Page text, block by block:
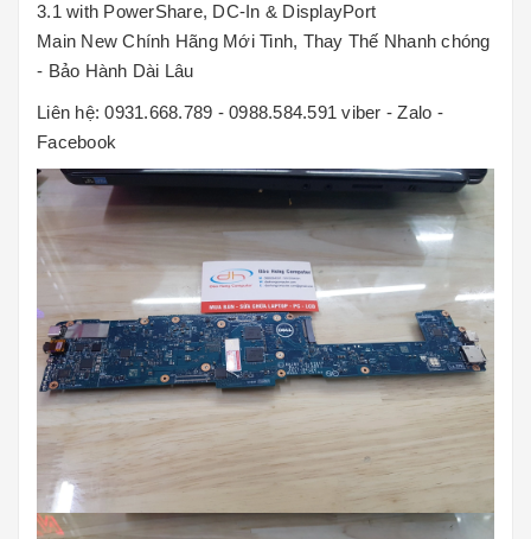
3.1 with PowerShare, DC-In & DisplayPort
Main New Chính Hãng Mới Tinh, Thay Thế Nhanh chóng
- Bảo Hành Dài Lâu
Liên hệ: 0931.668.789 - 0988.584.591 viber - Zalo -
Facebook